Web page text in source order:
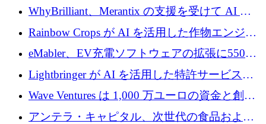
トに変えるために 600 万ドルを調達
WhyBrilliant、Merantix の支援を受けて AI 求
人マッチングを拡大するために 100 万ユーロ
Rainbow Crops が AI を活用した作物エンジニ
アリングを拡張するために 970 万ユーロを調
eMabler、EV充電ソフトウェアの拡張に550万
ユーロを確保
Lightbringer が AI を活用した特許サービスを
拡大するために 1,000 万ドルを調達
Wave Ventures は 1,000 万ユーロの資金と創設
者補助金で 10 周年を迎える
アンテラ・キャピタル、次世代の食品および